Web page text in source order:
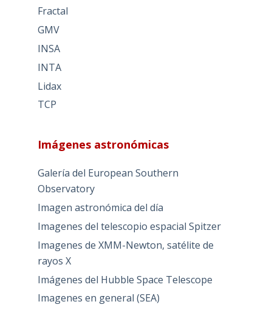
Fractal
GMV
INSA
INTA
Lidax
TCP
Imágenes astronómicas
Galería del European Southern
Observatory
Imagen astronómica del día
Imagenes del telescopio espacial Spitzer
Imagenes de XMM-Newton, satélite de
rayos X
Imágenes del Hubble Space Telescope
Imagenes en general (SEA)